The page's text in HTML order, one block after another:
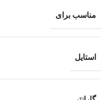
مناسب برای
استایل